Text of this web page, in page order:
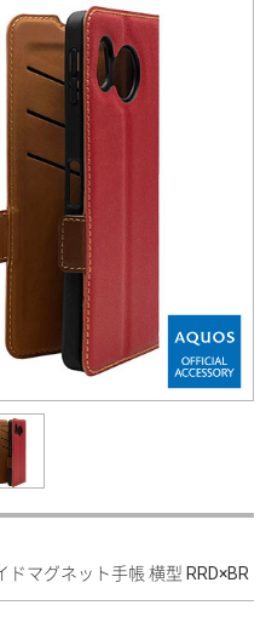
マグネット手帳 横型 RRD×BR